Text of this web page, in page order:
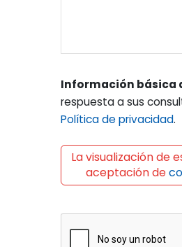
Información básica
respuesta a sus
Política de privacidad.
La visualización de
aceptación de